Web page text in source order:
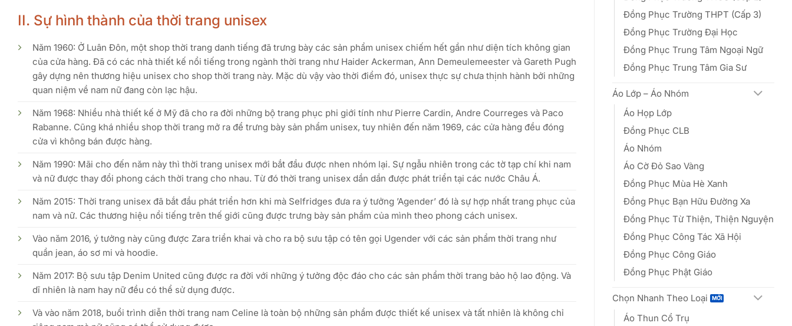
II. Sự hình thành của thời trang unisex
Năm 1960: Ở Luân Đôn, một shop thời trang danh tiếng đã trưng bày các sản phẩm unisex chiếm hết gần như diện tích không gian
của cửa hàng. Đã có các nhà thiết kế nổi tiếng trong ngành thời trang như Haider Ackerman, Ann Demeulemeester và Gareth Pugh
gây dựng nên thương hiệu unisex cho shop thời trang này. Mặc dù vậy vào thời điểm đó, unisex thực sự chưa thịnh hành bởi những
quan niệm về nam nữ đang còn lạc hậu.
Năm 1968: Nhiều nhà thiết kế ở Mỹ đã cho ra đời những bộ trang phục phi giới tính như Pierre Cardin, Andre Courreges và Paco
Rabanne. Cũng khá nhiều shop thời trang mở ra để trưng bày sản phẩm unisex, tuy nhiên đến năm 1969, các cửa hàng đều đóng
cửa vì không bán được hàng.
Năm 1990: Mãi cho đến năm này thì thời trang unisex mới bắt đầu được nhen nhóm lại. Sự ngẫu nhiên trong các tờ tạp chí khi nam
và nữ được thay đổi phong cách thời trang cho nhau. Từ đó thời trang unisex dần dần được phát triển tại các nước Châu Á.
Năm 2015: Thời trang unisex đã bắt đầu phát triển hơn khi mà Selfridges đưa ra ý tưởng ’Agender’ đó là sự hợp nhất trang phục của
nam và nữ. Các thương hiệu nổi tiếng trên thế giới cũng được trưng bày sản phẩm của mình theo phong cách unisex.
Vào năm 2016, ý tưởng này cũng được Zara triển khai và cho ra bộ sưu tập có tên gọi Ugender với các sản phẩm thời trang như
quần jean, áo sơ mi và hoodie.
Năm 2017: Bộ sưu tập Denim United cũng được ra đời với những ý tưởng độc đáo cho các sản phẩm thời trang bảo hộ lao động. Và
dĩ nhiên là nam hay nữ đều có thể sử dụng được.
Và vào năm 2018, buổi trình diễn thời trang nam Celine là toàn bộ những sản phẩm được thiết kế unisex và tất nhiên là không chỉ
Đồng Phục Trường THPT (Cấp 3)
Đồng Phục Trường Đại Học
Đồng Phục Trung Tâm Ngoại Ngữ
Đồng Phục Trung Tâm Gia Sư
Áo Lớp – Áo Nhóm
Áo Họp Lớp
Đồng Phục CLB
Áo Nhóm
Áo Cờ Đỏ Sao Vàng
Đồng Phục Mùa Hè Xanh
Đồng Phục Bạn Hữu Đường Xa
Đồng Phục Từ Thiện, Thiện Nguyện
Đồng Phục Công Tác Xã Hội
Đồng Phục Công Giáo
Đồng Phục Phật Giáo
Chọn Nhanh Theo Loại
Áo Thun Cổ Trụ